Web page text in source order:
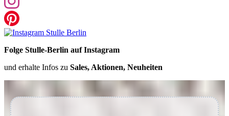
Folge Stulle-Berlin auf Instagram
und erhalte Infos zu Sales, Aktionen, Neuheiten